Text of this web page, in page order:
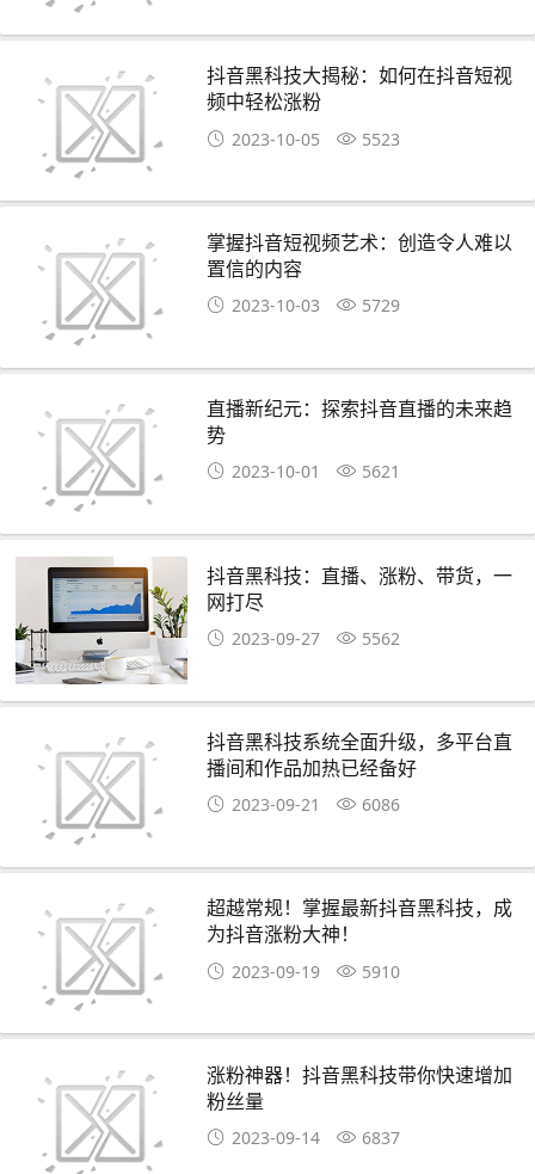
抖音黑科技大揭秘：如何在抖音短视
频中轻松涨粉
2023-10-05 5523
掌握抖音短视频艺术：创造令人难以
置信的内容
2023-10-03 5729
直播新纪元：探索抖音直播的未来趋
势
2023-10-01 5621
抖音黑科技：直播、涨粉、带货，一
网打尽
2023-09-27 5562
抖音黑科技系统全面升级，多平台直
播间和作品加热已经备好
2023-09-21 6086
超越常规！掌握最新抖音黑科技，成
为抖音涨粉大神！
2023-09-19 5910
涨粉神器！抖音黑科技带你快速增加
粉丝量
2023-09-14 6837